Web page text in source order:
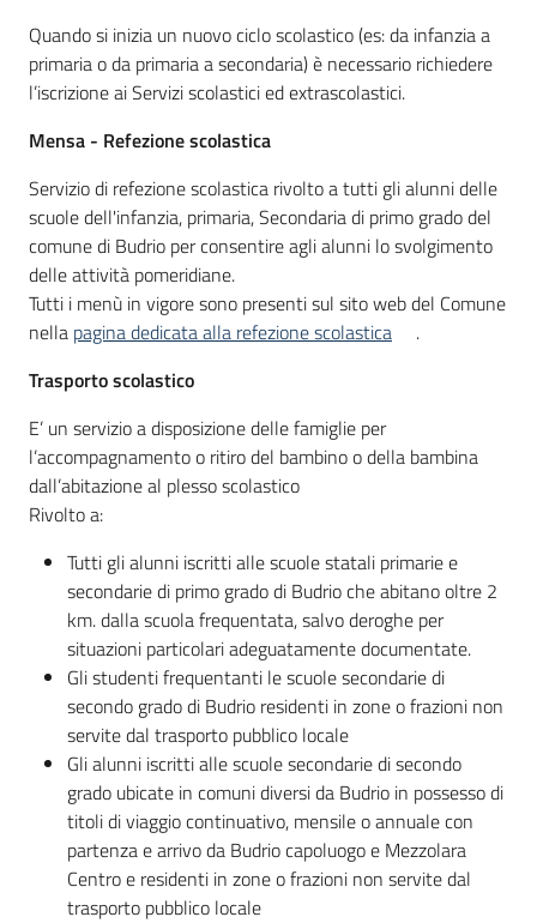
Newsletter
Quando si inizia un nuovo ciclo scolastico (es: da infanzia a
primaria o da primaria a secondaria) è necessario richiedere
l’iscrizione ai Servizi scolastici ed extrascolastici.
Mensa - Refezione scolastica
Servizio di refezione scolastica rivolto a tutti gli alunni delle
scuole dell'infanzia, primaria, Secondaria di primo grado del
comune di Budrio per consentire agli alunni lo svolgimento
delle attività pomeridiane.
Tutti i menù in vigore sono presenti sul sito web del Comune
nella pagina dedicata alla refezione scolastica
.
Trasporto scolastico
E’ un servizio a disposizione delle famiglie per
l’accompagnamento o ritiro del bambino o della bambina
dall’abitazione al plesso scolastico
Rivolto a:
Tutti gli alunni iscritti alle scuole statali primarie e
secondarie di primo grado di Budrio che abitano oltre 2
km. dalla scuola frequentata, salvo deroghe per
situazioni particolari adeguatamente documentate.
Gli studenti frequentanti le scuole secondarie di
secondo grado di Budrio residenti in zone o frazioni non
servite dal trasporto pubblico locale
Gli alunni iscritti alle scuole secondarie di secondo
grado ubicate in comuni diversi da Budrio in possesso di
titoli di viaggio continuativo, mensile o annuale con
partenza e arrivo da Budrio capoluogo e Mezzolara
Centro e residenti in zone o frazioni non servite dal
trasporto pubblico locale